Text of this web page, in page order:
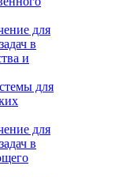
для
в
и
для
для
в